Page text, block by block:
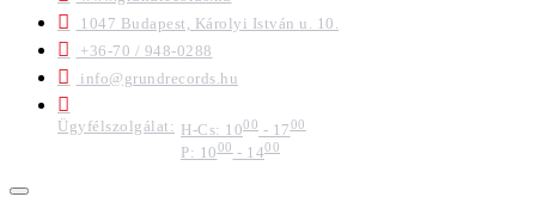
1047 Budapest, Károlyi István u. 10.
+36-70 / 948-0288
info@grundrecords.hu
Ügyfélszolgálat: H-Cs: 1000 - 1700
P: 1000- 1400